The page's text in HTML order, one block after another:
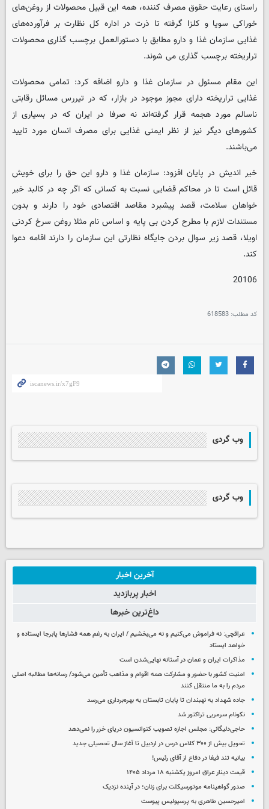
راستای رعایت حقوق مصرف کننده، همه این قبیل محصولات از روغن‌های
خوراکی سویا و کلزا گرفته تا ذرت در اداره کل نظارت بر فرآورده‌های
غذایی سازمان غذا و دارو مطابق با دستورالعمل برچسب گذاری محصولات
تراریخته برچسب گذاری می شوند.
این مقام مسئول در سازمان غذا و دارو اضافه کرد: تمامی محصولات
غذایی تراریخته دارای مجوز موجود در بازار، که در تیررس مسائل رقابتی
ناسالم مورد هجمه قرار گرفته‌اند نه صرفا در ایران که در بسیاری از
کشورهای دیگر نیز از نظر ایمنی غذایی برای مصرف انسان مورد تایید
می‌باشند.
خیر اندیش در پایان افزود: سازمان غذا و دارو این حق را برای خویش
قائل است تا در محاکم قضایی نسبت به کسانی که اگر چه در کالبد خیر
خواهان سلامت، قصد پیشبرد مقاصد اقتصادی خود را دارند و بدون
مستندات لازم با مطرح کردن بی پایه و اساس نام مثلا روغن سرخ کردنی
اویلا، قصد زیر سوال بردن جایگاه نظارتی این سازمان را دارند اقامه دعوا
کند.
20106
کد مطلب: 618583
وب گردی
وب گردی
آخرین اخبار
اخبار پربازدید
داغ‌ترین خبرها
عراقچی: نه فراموش می‌کنیم و نه می‌بخشیم / ایران به رغم همه فشارها پابرجا ایستاده و
خواهد ایستاد
مذاکرات ایران و عمان در آستانه نهایی‌شدن است
امنیت کشور با حضور و مشارکت همه اقوام و مذاهب تأمین می‌شود/ رسانه‌ها مطالبه اصلی
مردم را به ما منتقل کنند
جاده شهداد به نهبندان تا پایان تابستان به بهره‌برداری می‌رسد
نکونام سرمربی تراکتور شد
حاجی‌دلیگانی: مجلس اجازه تصویب کنوانسیون دریای خزر را نمی‌دهد
تحویل بیش از ۳۰۰ کلاس درس در اردبیل تا آغاز سال تحصیلی جدید
بیانیه تند فیفا در دفاع از آقای رئیس!
قیمت دینار عراق امروز یکشنبه ۱۸ مرداد ۱۴۰۵
صدور گواهینامه موتورسیکلت برای زنان؛ در آینده نزدیک
امیرحسین طاهری به پرسپولیس پیوست